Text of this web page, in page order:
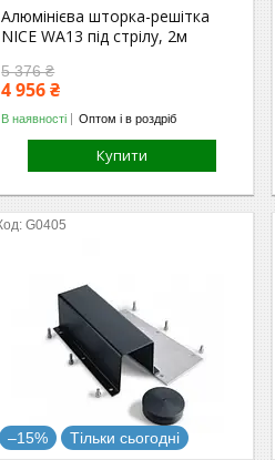
Алюмінієва шторка-решітка
NICE WA13 під стрілу, 2м
5 376 ₴
4 956 ₴
В наявності Оптом і в роздріб
Купити
G0405
–15% Тільки сьогодні